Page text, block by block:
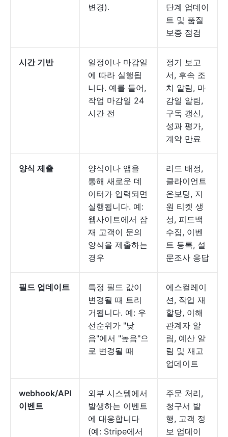
변경).
단계 업데이
트 및 품질
보증 점검
시간 기반
일정이나 마감일
에 따라 실행됩
니다. 예를 들어,
작업 마감일 24
시간 전
정기 보고
서, 후속 조
치 알림, 마
감일 알림,
구독 갱신,
성과 평가,
계약 만료
양식 제출
양식이나 앱을
통해 새로운 데
이터가 입력되면
실행됩니다. 예:
웹사이트에서 잠
재 고객이 문의
양식을 제출하는
경우
리드 배정,
클라이언트
온보딩, 지
원 티켓 생
성, 피드백
수집, 이벤
트 등록, 설
문조사 응답
필드 업데이트
특정 필드 값이
변경될 때 트리
거됩니다. 예: 우
선순위가 "낮
음"에서 "높음"으
로 변경될 때
에스컬레이
션, 작업 재
할당, 이해
관계자 알
림, 예산 알
림 및 재고
업데이트
webhook/API
이벤트
외부 시스템에서
발생하는 이벤트
에 대응합니다
(예: Stripe에서
주문 처리,
청구서 발
행, 고객 정
보 업데이